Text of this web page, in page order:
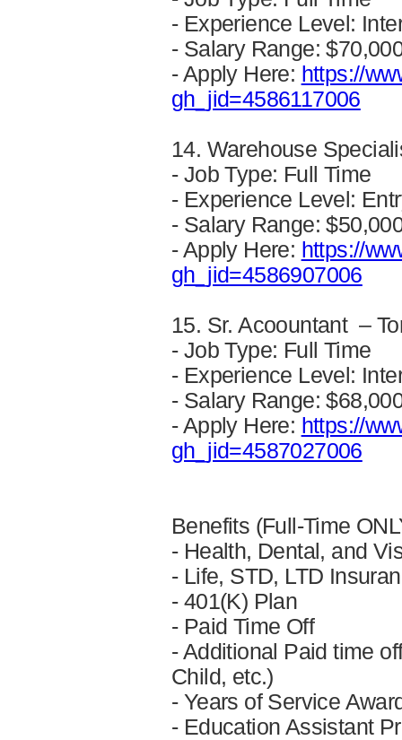
- Experience Level:
- Salary Range:
- Apply Here: https://
gh_jid=4586117006
14. Warehouse
- Job Type: Full Time
- Experience Level:
- Salary Range:
- Apply Here: https://
gh_jid=4586907006
15. Sr. Acoountant –
- Job Type: Full Time
- Experience Level:
- Salary Range:
- Apply Here: https://
gh_jid=4587027006
Benefits (Full-Time
- Health, Dental, and
- Life, STD, LTD
- 401(K) Plan
- Paid Time Off
- Additional Paid time
Child, etc.)
- Years of Service
- Education Assistant